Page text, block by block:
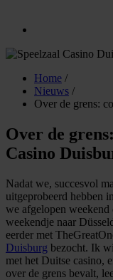
Home /
Nieuws /
Over de grens:
Over de
Casino
Nadat we, succesvol
uitgeprobeerd hebben
we afgelopen weekend
weekendje naar
eerder met
Duisburg bezocht. Ik
met het Duitse casino,
over de grens bevalt,